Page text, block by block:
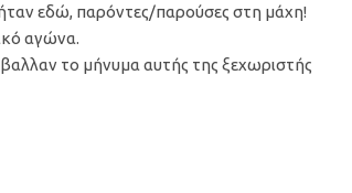
εδώ, παρόντες/παρούσες στη μάχη!
αγώνα.
το μήνυμα αυτής της ξεχωριστής